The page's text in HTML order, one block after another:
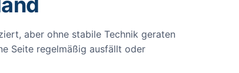
aber ohne stabile Technik geraten
Seite regelmäßig ausfällt oder